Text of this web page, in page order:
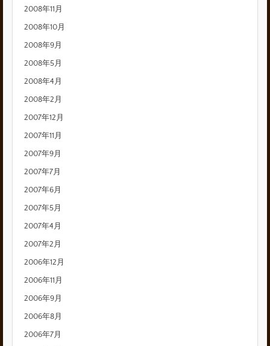
2008年11月
2008年10月
2008年9月
2008年5月
2008年4月
2008年2月
2007年12月
2007年11月
2007年9月
2007年7月
2007年6月
2007年5月
2007年4月
2007年2月
2006年12月
2006年11月
2006年9月
2006年8月
2006年7月